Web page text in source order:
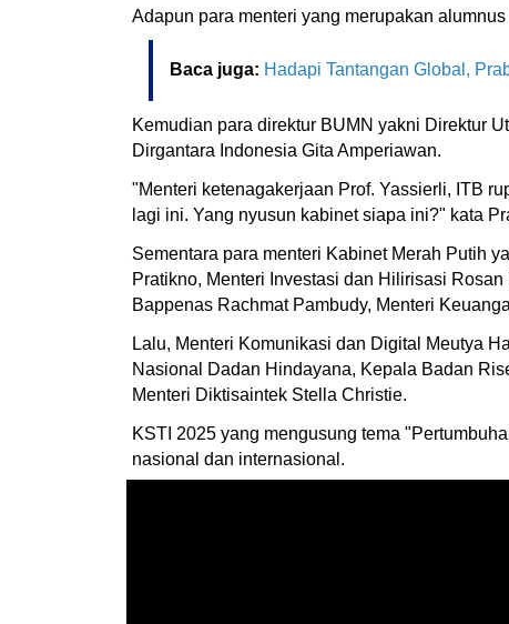
Adapun para menteri yang merupakan
Baca juga: Hadapi Tantangan Global,
Kemudian para direktur BUMN yakni Direktur
Dirgantara Indonesia Gita Amperiawan.
"Menteri ketenagakerjaan Prof. Yassierli, ITB
lagi ini. Yang nyusun kabinet siapa ini?" kata
Sementara para menteri Kabinet Merah Putih
Pratikno, Menteri Investasi dan Hilirisasi
Bappenas Rachmat Pambudy, Menteri
Lalu, Menteri Komunikasi dan Digital Meutya
Nasional Dadan Hindayana, Kepala Badan
Menteri Diktisaintek Stella Christie.
KSTI 2025 yang mengusung tema
nasional dan internasional.